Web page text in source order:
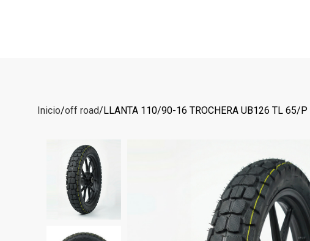
Inicio off road LLANTA 110/90-16 TROCHERA UB126 TL 65/P